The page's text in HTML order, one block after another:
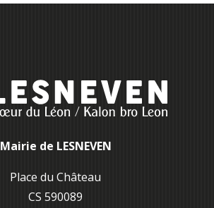
Mairie de LESNEVEN
Place du Château
CS 590089